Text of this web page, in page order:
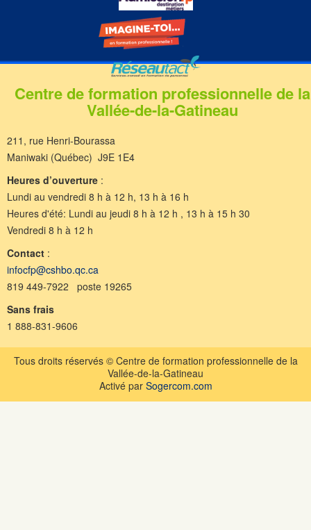
Centre de formation professionnelle de la
Vallée-de-la-Gatineau
211, rue Henri-Bourassa
Maniwaki (Québec) J9E 1E4
Heures d’ouverture :
Lundi au vendredi 8 h à 12 h, 13 h à 16 h
Heures d'été: Lundi au jeudi 8 h à 12 h , 13 h à 15 h 30
Vendredi 8 h à 12 h
Contact :
infocfp@cshbo.qc.ca
819 449-7922 poste 19265
Sans frais
1 888-831-9606
Tous droits réservés © Centre de formation professionnelle de la
Vallée-de-la-Gatineau
Activé par Sogercom.com